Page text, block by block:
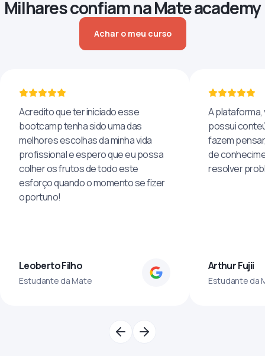
Milhares confiam na Mate academy
Achar o meu curso
Acredito que ter iniciado esse
bootcamp tenha sido uma das
melhores escolhas da minha vida
profissional e espero que eu possa
colher os frutos de todo este
esforço quando o momento se fizer
oportuno!
Leoberto Filho
Estudante da Mate
A plataforma,
possui
fazem
de
resolver
Arthur Fujii
Estudante da